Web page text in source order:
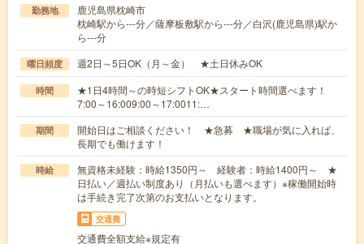
勤務地
鹿児島県枕崎市
枕崎駅から---分／薩摩板敷駅から---分／白沢(鹿児島県)駅か
ら---分
曜日頻度 週2日～5日OK（月～金） ★土日休みOK
時間
★1日4時間～の時短シフトOK★スタート時間選べます！
7:00～16:009:00～17:0011:…
期間
開始日はご相談ください！ ★急募 ★職場が気に入れば、
長期でも働けます！
時給
無資格未経験：時給1350円～ 経験者：時給1400円～ ★
日払い／週払い制度あり（月払いも選べます）※稼働開始時
は手続き完了次第のお支払いとなります。
交通費
交通費全額支給※規定有